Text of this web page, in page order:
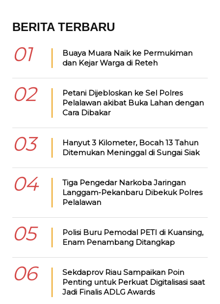
BERITA TERBARU
01
Buaya Muara Naik ke Permukiman
dan Kejar Warga di Reteh
02
Petani Dijebloskan ke Sel Polres
Pelalawan akibat Buka Lahan dengan
Cara Dibakar
03
Hanyut 3 Kilometer, Bocah 13 Tahun
Ditemukan Meninggal di Sungai Siak
04
Tiga Pengedar Narkoba Jaringan
Langgam-Pekanbaru Dibekuk Polres
Pelalawan
05
Polisi Buru Pemodal PETI di Kuansing,
Enam Penambang Ditangkap
06
Sekdaprov Riau Sampaikan Poin
Penting untuk Perkuat Digitalisasi saat
Jadi Finalis ADLG Awards